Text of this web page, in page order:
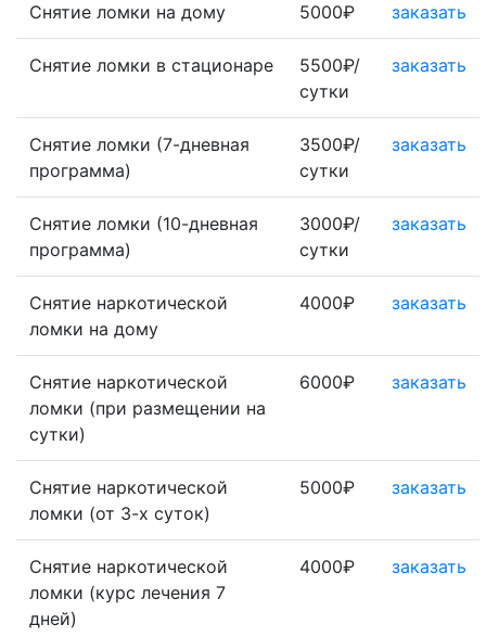
Снятие ломки на дому 5000₽ заказать
Снятие ломки в стационаре
5500₽/
сутки
заказать
Снятие ломки (7-дневная
программа)
3500₽/
сутки
заказать
Снятие ломки (10-дневная
программа)
3000₽/
сутки
заказать
Снятие наркотической
ломки на дому
4000₽ заказать
Снятие наркотической
ломки (при размещении на
сутки)
6000₽ заказать
Снятие наркотической
ломки (от 3-х суток)
5000₽ заказать
Снятие наркотической
ломки (курс лечения 7
дней)
4000₽ заказать